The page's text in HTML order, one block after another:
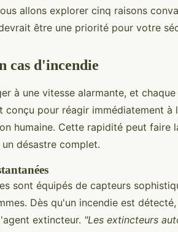
allons explorer cinq raisons
être une priorité pour votre
cas d'incendie
à une vitesse alarmante, et
conçu pour réagir immédiatement à
humaine. Cette rapidité peut faire
désastre complet.
sont équipés de capteurs
Dès qu'un incendie est
extincteur. "Les extincteurs